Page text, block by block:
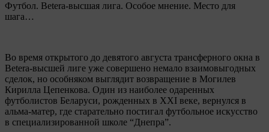
Футбол. Betera-высшая лига. Особое мнение. Место для
шага…
Во время открытого до девятого августа трансферного окна в
Betera-высшей лиге уже совершено немало взаимовыгодных
сделок, но особняком выглядит возвращение в Могилев
Кирилла Цепенкова. Один из наиболее одаренных
футболистов Беларуси, рожденных в XXI веке, вернулся в
альма-матер, где старательно постигал футбольное искусство
в специализированной школе “Днепра”.